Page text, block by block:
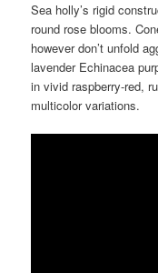
Sea holly’s rigid
round rose blooms.
however don’t unfold
lavender Echinacea
in vivid raspberry-red,
multicolor variations.